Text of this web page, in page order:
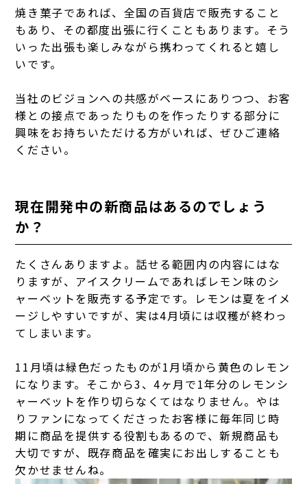
焼き菓子であれば、全国の百貨店で販売すること
もあり、その都度出張に行くこともあります。そう
いった出張も楽しみながら携わってくれると嬉し
いです。
当社のビジョンへの共感がベースにありつつ、お客
様との接点であったりものを作ったりする部分に
興味をお持ちいただける方がいれば、ぜひご連絡
ください。
現在開発中の新商品はあるのでしょう
か？
たくさんありますよ。話せる範囲内の内容にはな
りますが、アイスクリームであればレモン味のシ
ャーベットを販売する予定です。レモンは夏をイメ
ージしやすいですが、実は4月頃には収穫が終わっ
てしまいます。
11月頃は緑色だったものが1月頃から黄色のレモン
になります。そこから3、4ヶ月で1年分のレモンシ
ャーベットを作り切らなくてはなりません。やは
りファンになってくださったお客様に毎年同じ時
期に商品を提供する役割もあるので、新規商品も
大切ですが、既存商品を確実にお出しすることも
欠かせませんね。